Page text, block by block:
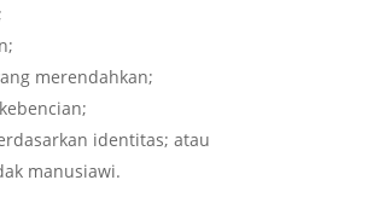
merendahkan;
identitas; atau
manusiawi.